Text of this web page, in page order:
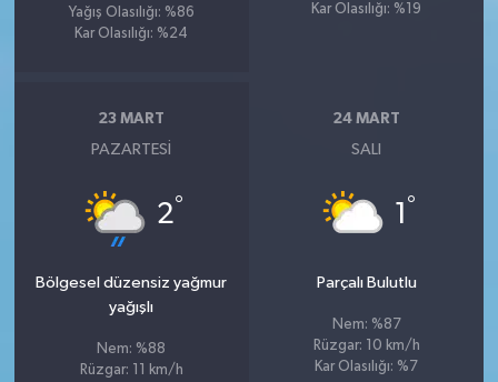
Yağış Olasılığı: %86
Kar Olasılığı: %24
Kar Olasılığı: %19
23 MART
PAZARTESI
2°
Bölgesel düzensiz yağmur
yağışlı
Nem: %88
Rüzgar: 11 km/h
24 MART
SALI
1 °
Parçalı Bulutlu
Nem: %87
Rüzgar: 10 km/h
Kar Olasılığı: %7